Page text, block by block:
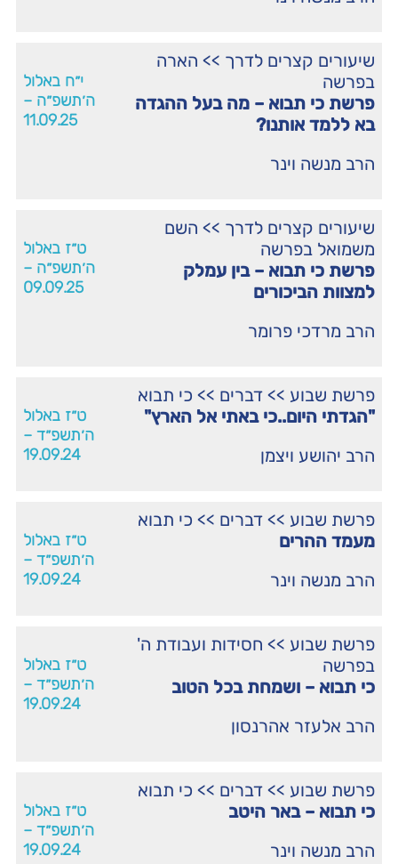
שיעורים קצרים לדרך >> הארה
בפרשה
פרשת כי תבוא – מה בעל ההגדה
בא ללמד אותנו?
הרב מנשה וינר
י״ח באלול
ה׳תשפ״ה –
11.09.25
שיעורים קצרים לדרך >> השם
משמואל בפרשה
פרשת כי תבוא – בין עמלק
למצוות הביכורים
הרב מרדכי פרומר
ט״ז באלול
ה׳תשפ״ה –
09.09.25
פרשת שבוע >> דברים >> כי תבוא
"הגדתי היום..כי באתי אל הארץ"
הרב יהושע ויצמן
ט״ז באלול
ה׳תשפ״ד –
19.09.24
פרשת שבוע >> דברים >> כי תבוא
מעמד ההרים
הרב מנשה וינר
ט״ז באלול
ה׳תשפ״ד –
19.09.24
פרשת שבוע >> חסידות ועבודת ה'
בפרשה
כי תבוא – ושמחת בכל הטוב
הרב אלעזר אהרנסון
ט״ז באלול
ה׳תשפ״ד –
19.09.24
פרשת שבוע >> דברים >> כי תבוא
כי תבוא – באר היטב
הרב מנשה וינר
ט״ז באלול
ה׳תשפ״ד –
19.09.24